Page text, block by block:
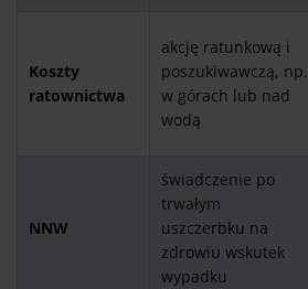
Koszty
ratownictwa
akcję ratunkową i
poszukiwawczą, np.
w górach lub nad
wodą
NNW
świadczenie po
trwałym
uszczerbku na
zdrowiu wskutek
wypadku